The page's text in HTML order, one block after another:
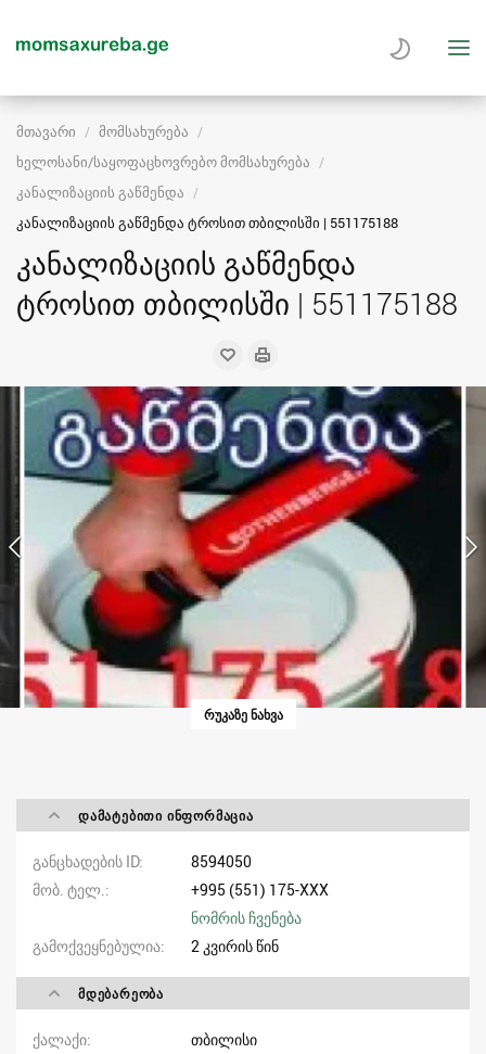
მთავარი
მომსახურება
ხელოსანი/საყოფაცხოვრებო მომსახურება
კანალიზაციის გაწმენდა
კანალიზაციის გაწმენდა ტროსით თბილისში | 551175188
კანალიზაციის გაწმენდა
ტროსით თბილისში | 551175188
ᲠᲣᲙᲐᲖᲔ ᲜᲐᲮᲕᲐ
ᲓᲐᲛᲐᲢᲔᲑᲘᲗᲘ ᲘᲜᲤᲝᲠᲛᲐᲪᲘᲐ
განცხადების ID
8594050
მობ. ტელ.
+995 (551) 175-XXX
ნომრის ჩვენება
გამოქვეყნებულია
2 კვირის წინ
ᲛᲓᲔᲑᲐᲠᲔᲝᲑᲐ
ქალაქი თბილისი